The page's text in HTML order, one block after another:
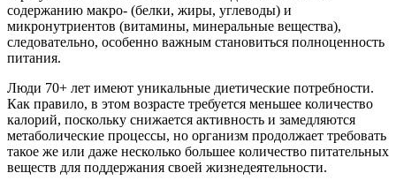
содержанию макро- (белки, жиры, углеводы) и
микронутриентов (витамины, минеральные вещества),
следовательно, особенно важным становиться полноценность
питания.
Люди 70+ лет имеют уникальные диетические потребности.
Как правило, в этом возрасте требуется меньшее количество
калорий, поскольку снижается активность и замедляются
метаболические процессы, но организм продолжает требовать
такое же или даже несколько большее количество питательных
веществ для поддержания своей жизнедеятельности.